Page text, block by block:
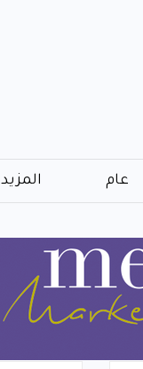
عام المزيد